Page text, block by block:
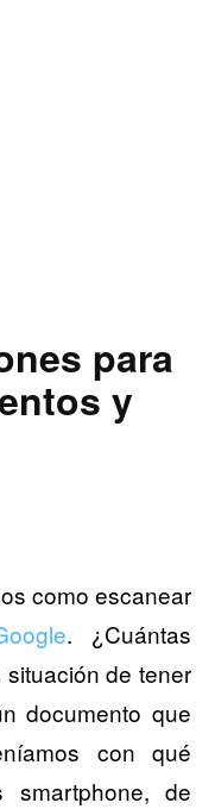
para
y
como escanear
. ¿Cuántas
de tener
documento que
con qué
smartphone, de